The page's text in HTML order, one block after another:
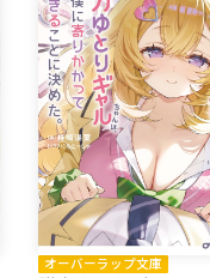
オーバーラップ文庫